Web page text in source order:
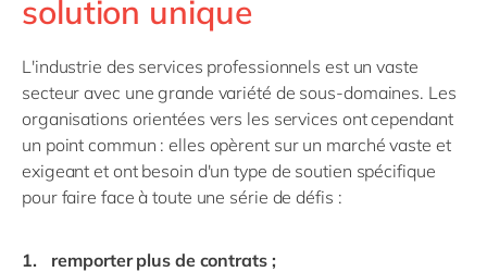
solution unique
L'industrie des services professionnels est un vaste
secteur avec une grande variété de sous-domaines. Les
organisations orientées vers les services ont cependant
un point commun : elles opèrent sur un marché vaste et
exigeant et ont besoin d'un type de soutien spécifique
pour faire face à toute une série de défis :
remporter plus de contrats ;